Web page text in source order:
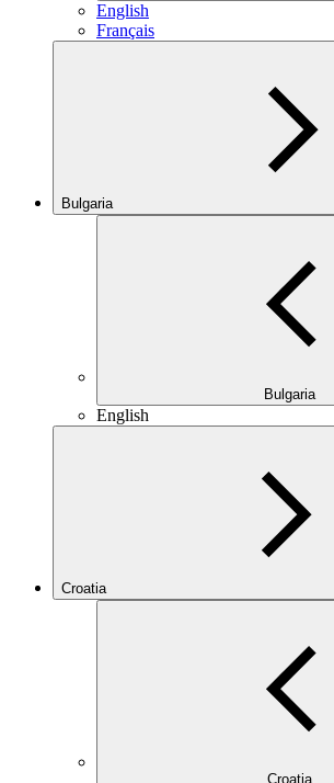
English
Français
Bulgaria
Bulgaria
English
Croatia
Croatia